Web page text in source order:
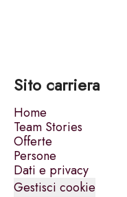
Sito carriera
Home
Team Stories
Offerte
Persone
Dati e privacy
Gestisci cookie